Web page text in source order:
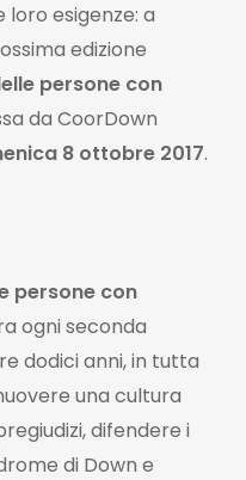
esigenze: a
edizione
persone con
da CoorDown
8 ottobre 2017.
persone con
ogni seconda
dodici anni, in tutta
una cultura
difendere i
di Down e